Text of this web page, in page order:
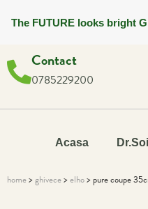
The FUTURE looks bright
Contact
0785229200
Acasa Dr.Soil
home>ghivece>elho> pure coupe